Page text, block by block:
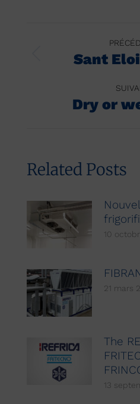
Navigation
article
:
Sant
Dry or
Related Posts
10
21 mars
The
13